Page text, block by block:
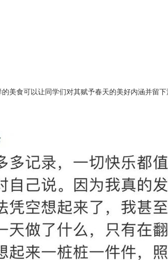
美食可以让同学们对其赋予春天的美好内涵并留